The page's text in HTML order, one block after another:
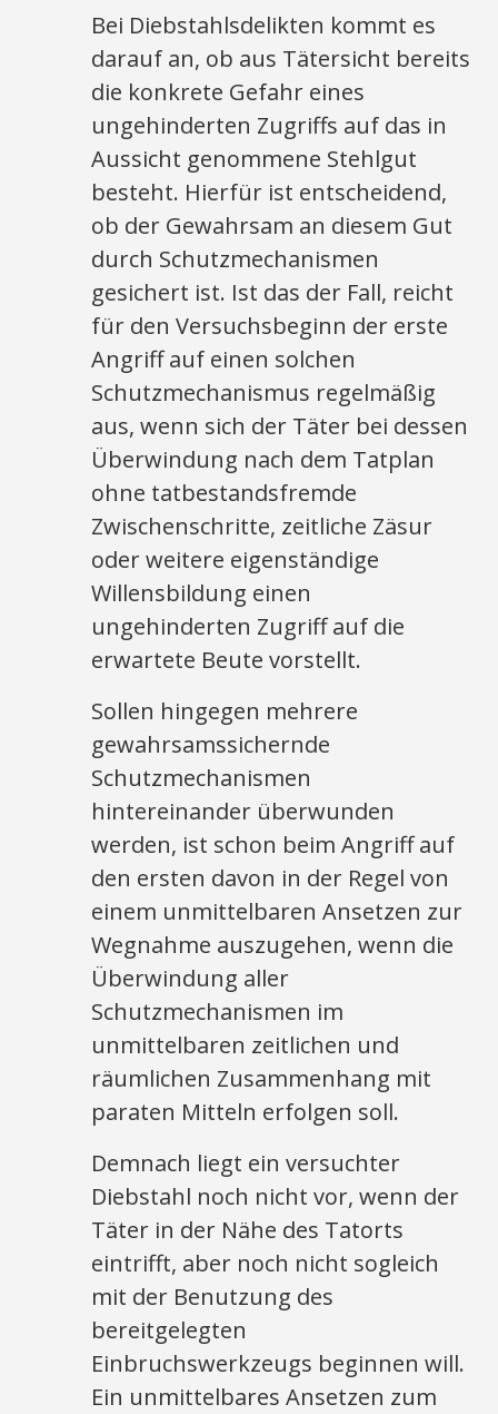
Bei Diebstahlsdelikten kommt es
darauf an, ob aus Tätersicht bereits
die konkrete Gefahr eines
ungehinderten Zugriffs auf das in
Aussicht genommene Stehlgut
besteht. Hierfür ist entscheidend,
ob der Gewahrsam an diesem Gut
durch Schutzmechanismen
gesichert ist. Ist das der Fall, reicht
für den Versuchsbeginn der erste
Angriff auf einen solchen
Schutzmechanismus regelmäßig
aus, wenn sich der Täter bei dessen
Überwindung nach dem Tatplan
ohne tatbestandsfremde
Zwischenschritte, zeitliche Zäsur
oder weitere eigenständige
Willensbildung einen
ungehinderten Zugriff auf die
erwartete Beute vorstellt.
Sollen hingegen mehrere
gewahrsamssichernde
Schutzmechanismen
hintereinander überwunden
werden, ist schon beim Angriff auf
den ersten davon in der Regel von
einem unmittelbaren Ansetzen zur
Wegnahme auszugehen, wenn die
Überwindung aller
Schutzmechanismen im
unmittelbaren zeitlichen und
räumlichen Zusammenhang mit
paraten Mitteln erfolgen soll.
Demnach liegt ein versuchter
Diebstahl noch nicht vor, wenn der
Täter in der Nähe des Tatorts
eintrifft, aber noch nicht sogleich
mit der Benutzung des
bereitgelegten
Einbruchswerkzeugs beginnen will.
Ein unmittelbares Ansetzen zum